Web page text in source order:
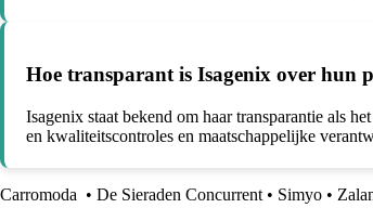
Hoe transparant is Isagenix over hun
Isagenix staat bekend om haar transparantie als
en kwaliteitscontroles en maatschappelijke
Carromoda • De Sieraden Concurrent • Simyo •